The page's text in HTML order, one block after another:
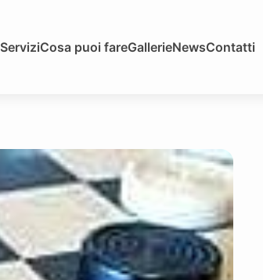
ServiziCosa puoi fareGallerieNewsContatti